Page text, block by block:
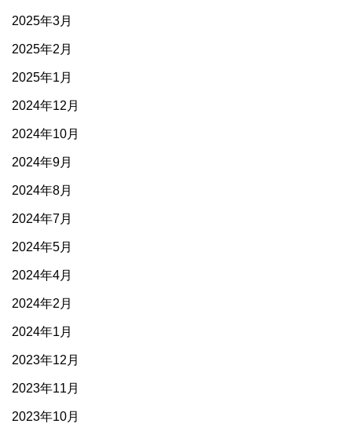
2025年3月
2025年2月
2025年1月
2024年12月
2024年10月
2024年9月
2024年8月
2024年7月
2024年5月
2024年4月
2024年2月
2024年1月
2023年12月
2023年11月
2023年10月